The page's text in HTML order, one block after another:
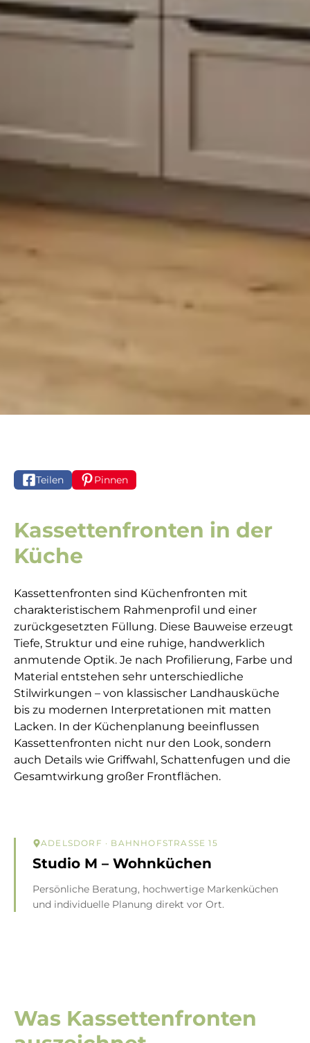
Teilen Pinnen
Kassettenfronten in der
Küche
Kassettenfronten sind Küchenfronten mit
charakteristischem Rahmenprofil und einer
zurückgesetzten Füllung. Diese Bauweise erzeugt
Tiefe, Struktur und eine ruhige, handwerklich
anmutende Optik. Je nach Profilierung, Farbe und
Material entstehen sehr unterschiedliche
Stilwirkungen – von klassischer Landhausküche
bis zu modernen Interpretationen mit matten
Lacken. In der Küchenplanung beeinflussen
Kassettenfronten nicht nur den Look, sondern
auch Details wie Griffwahl, Schattenfugen und die
Gesamtwirkung großer Frontflächen.
ADELSDORF · BAHNHOFSTRASSE 15
Studio M – Wohnküchen
Persönliche Beratung, hochwertige Markenküchen
und individuelle Planung direkt vor Ort.
Was Kassettenfronten